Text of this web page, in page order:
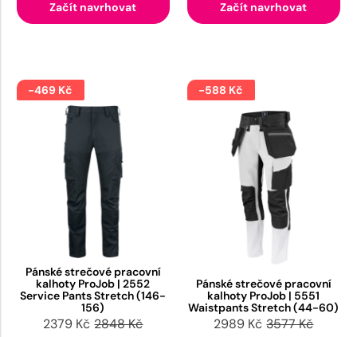
Začít navrhovat Začít navrhovat
-469 Kč
Pánské strečové pracovní
kalhoty ProJob | 2552
Service Pants Stretch (146-
156)
2379 Kč 2848 Kč
-588 Kč
Pánské strečové pracovní
kalhoty ProJob | 5551
Waistpants Stretch (44-60)
2989 Kč 3577 Kč